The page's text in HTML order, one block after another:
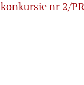
konkursie nr 2/